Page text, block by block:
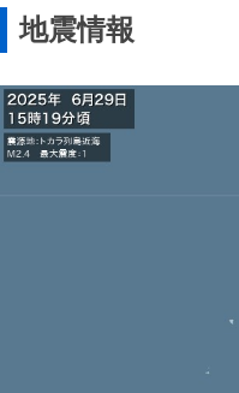
地震情報